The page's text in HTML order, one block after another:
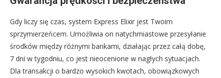
Gdy liczy się czas, system Express Elixir jest Twoim
sprzymierzeńcem. Umożliwia on natychmiastowe przesyłanie
środków między różnymi bankami, działając przez całą dobę,
7 dni w tygodniu, co jest nieocenione w nagłych sytuacjach.
Dla transakcji o bardzo wysokich kwotach, obowiązkowych